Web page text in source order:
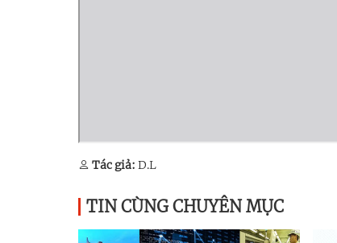
Tác giả: D.L
TIN CÙNG CHUYÊN MỤC